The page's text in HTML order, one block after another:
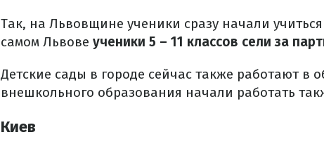
Так, на Львовщине ученики сразу начали
самом Львове ученики 5 – 11 классов сели за
Детские сады в городе сейчас также работают в
внешкольного образования начали работать
Киев